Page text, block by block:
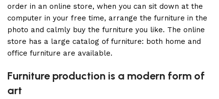
order in an online store, when you can sit down at the
computer in your free time, arrange the furniture in the
photo and calmly buy the furniture you like. The online
store has a large catalog of furniture: both home and
office furniture are available.
Furniture production is a modern form of
art